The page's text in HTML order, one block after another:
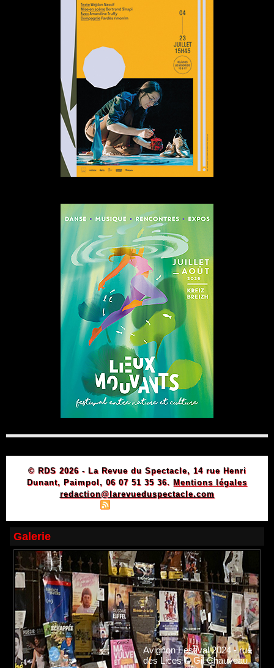
© RDS 2026 - La Revue du Spectacle, 14 rue Henri
Dunant, Paimpol, 06 07 51 35 36. Mentions légales
redaction@larevueduspectacle.com
Galerie
Avignon Festival 2024 - rue
des Lices © Gil Chauveau.